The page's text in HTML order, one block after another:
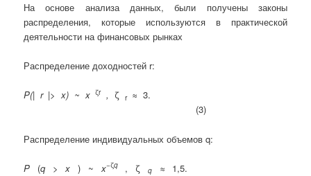
На основе анализа данных, были получены законы
распределения, которые используются в практической
деятельности на финансовых рынках
Распределение доходностей r:
P(| r |> x) ~ xζr, ζ r ≈ 3.
(3)
Распределение индивидуальных объемов q:
P (q > x) ~ x−ζq , ζ q ≈
1,5.